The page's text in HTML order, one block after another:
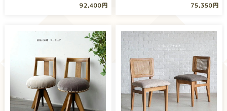
92,400円
75,350円